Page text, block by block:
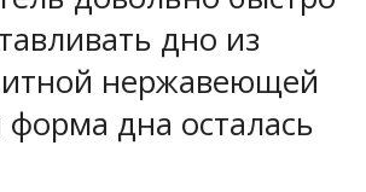
дно из
нержавеющей
форма дна осталась